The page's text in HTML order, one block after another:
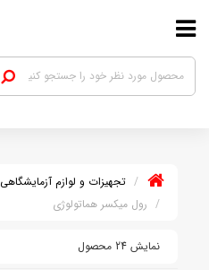
تجهیزات و لوازم آزمایشگاهی
رول میکسر هماتولوژی
نمایش 24 محصول